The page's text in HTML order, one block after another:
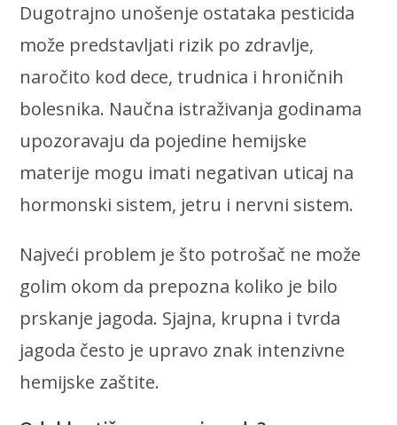
Dugotrajno unošenje ostataka pesticida
može predstavljati rizik po zdravlje,
naročito kod dece, trudnica i hroničnih
bolesnika. Naučna istraživanja godinama
upozoravaju da pojedine hemijske
materije mogu imati negativan uticaj na
hormonski sistem, jetru i nervni sistem.
Najveći problem je što potrošač ne može
golim okom da prepozna koliko je bilo
prskanje jagoda. Sjajna, krupna i tvrda
jagoda često je upravo znak intenzivne
hemijske zaštite.